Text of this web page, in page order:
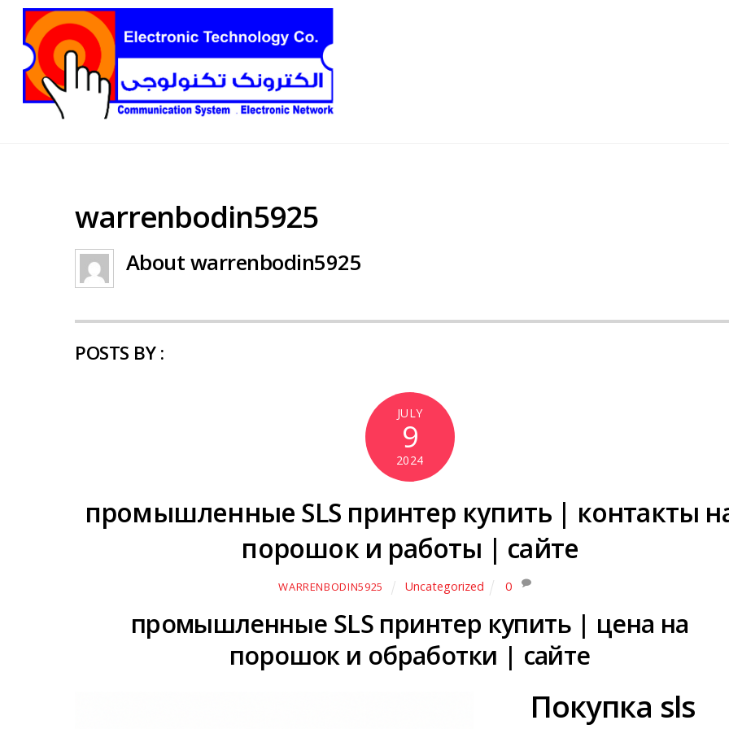
warrenbodin5925
About warrenbodin5925
POSTS BY :
JULY
9
2024
промышленные SLS принтер купить | контакты
порошок и работы | сайте
WARRENBODIN5925 Uncategorized 0
промышленные SLS принтер купить | цена на
порошок и обработки | сайте
Покупка sls